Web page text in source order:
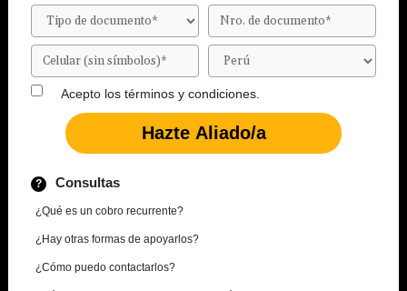
Acepto los términos y condiciones.
Consultas
¿Qué es un cobro recurrente?
¿Hay otras formas de apoyarlos?
¿Cómo puedo contactarlos?